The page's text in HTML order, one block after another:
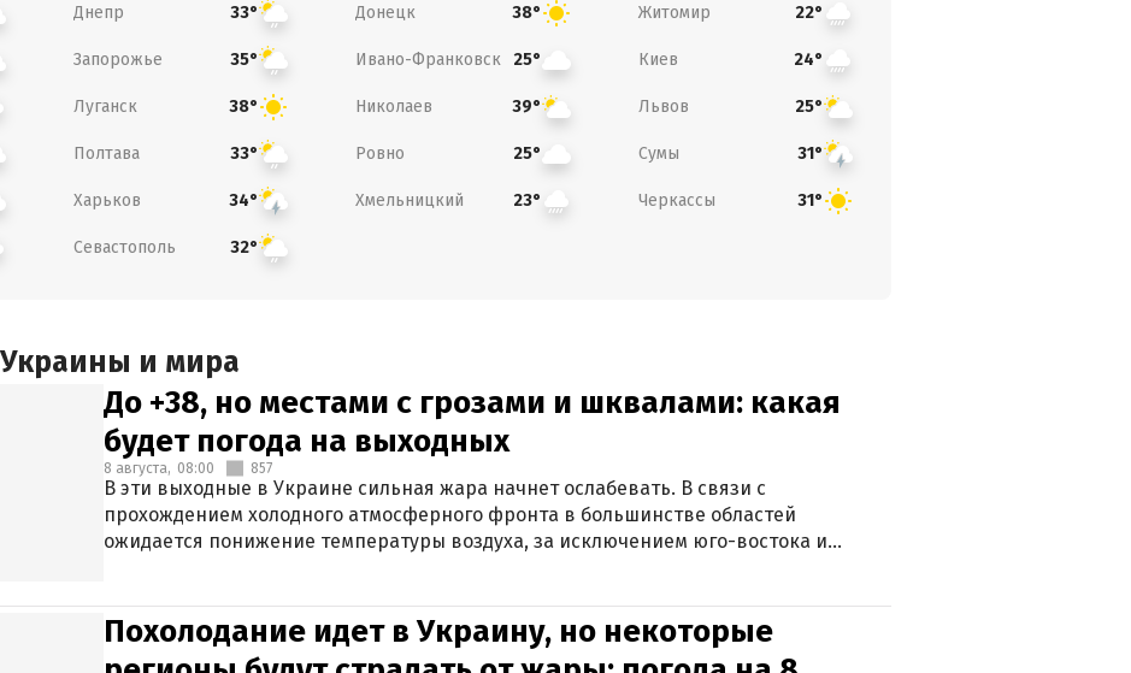
Днепр 33° Донецк 38° Житомир 22°
Запорожье 35° Ивано-Франковск 25° Киев 24°
Луганск 38° Николаев 39° Львов 25°
Полтава 33° Ровно 25° Сумы 31°
Харьков 34° Хмельницкий 23° Черкассы 31°
Севастополь 32°
и мира
До +38, но местами с грозами и шквалами: какая
будет погода на выходных
8 августа, 08:00 857
В эти выходные в Украине сильная жара начнет ослабевать. В связи с
прохождением холодного атмосферного фронта в большинстве областей
ожидается понижение температуры воздуха, за исключением юго-востока и
Похолодание идет в Украину, но некоторые